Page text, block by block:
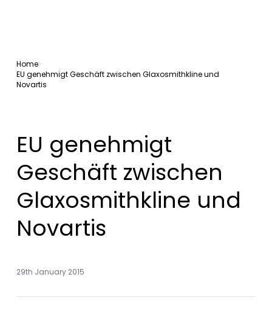
Home
EU genehmigt Geschäft zwischen Glaxosmithkline und
Novartis
EU genehmigt
Geschäft zwischen
Glaxosmithkline und
Novartis
29th January 2015